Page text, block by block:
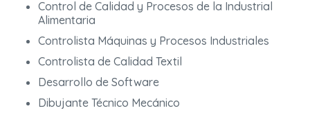
Control de Calidad y Procesos de la Industrial
Alimentaria
Controlista Máquinas y Procesos Industriales
Controlista de Calidad Textil
Desarrollo de Software
Dibujante Técnico Mecánico